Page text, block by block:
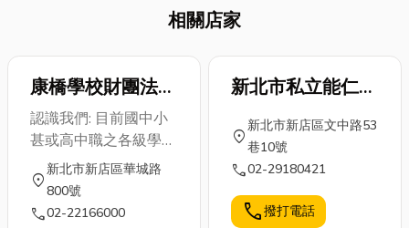
窗、從窗高與
窗寬的設計參
考，都是你在
窗戶選購與安
裝過程中不可
忽略的重點。
希望本篇指南
能助各位朋友
格，提升整體
的美感！只要
重新刷上油
漆，室內空間
立刻煥然一
新。而且油漆
不僅能提供美
觀，還能保護
受外界環境的
對這兩個領域
感到既期待又
怕受傷害呢？
別擔心！讓小
前期拆除工程
工到完工，一
相關店家
康橋學校財團法人
私立康橋高中
認識我們: 目前國中小
甚或高中職之各級學校
均孜孜於升學的努力，
學生每天三小考，三天
一大考，完全摒棄了
location_on
新北市新店區華城路
800號
call02-22166000
新北市私立能仁高
級家事商業職業學
校
location_on
新北市新店區文中路53
巷10號
call02-29180421
call撥打電話